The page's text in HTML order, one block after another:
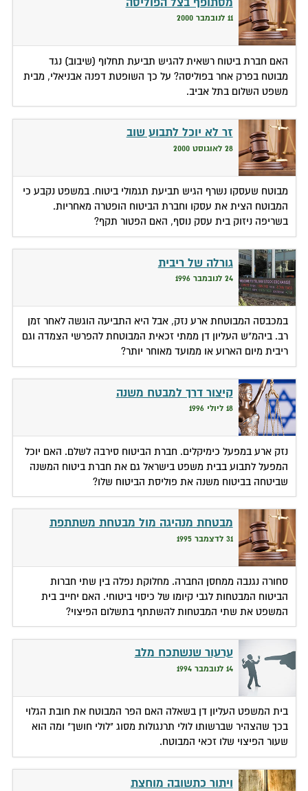
11 לנובמבר 2000
האם חברת ביטוח רשאית להגיש תביעת תחלוף (שיבוב) נגד
מבוטח בפרק אחר בפוליסה? על כך השופטת דפנה אבניאלי, מבית
משפט השלום בתל אביב.
זר לא יוכל לתבוע שוב
28 לאוגוסט 2000
מבוטח שעסקו נשרף הגיש תביעת תגמולי ביטוח. במשפט נקבע כי
המבוטח הצית את עסקו וחברת הביטוח הופטרה מאחריות.
בשריפה ניזוק בית עסק נוסף, האם הפטור תקף?
גורלה של ריבית
24 לנובמבר 1996
במכבסה המבוטחת ארע נזק, אבל היא התביעה הוגשה לאחר זמן
רב. ביהמ"ש העליון דן ממתי זכאית המבוטחת להפרשי הצמדה וגם
ריבית מיום הארוע או ממועד מאוחר יותר?
קיצור דרך למבטח משנה
18 ליולי 1996
נזק ארע במפעל כימיקלים. חברת הביטוח סירבה לשלם. האם יוכל
המפעל לתבוע בבית משפט בישראל גם את חברת ביטוח המשנה
שביטחה בביטוח משנה את פוליסת הביטוח שלו?
מבטחת מנהיגה מול מבטחת משתתפת
31 לדצמבר 1995
סחורה נגנבה ממחסן החברה. מחלוקת נפלה בין שתי חברות
הביטוח המבטחות לגבי קיומו של כיסוי ביטוחי. האם יחייב בית
המשפט את שתי המבטחות להשתתף בתשלום הפיצוי?
ערעור שנשתכח מלב
14 לנובמבר 1994
בית המשפט העליון דן בשאלה האם הפר המבוטח את חובת הגלוי
בכך שהצהיר שברשותו לולי תרנגולות מסוג "לולי חושך" ומה הוא
שעור הפיצוי שלו זכאי המבוטח.
ויתור כתשובה מוחצת